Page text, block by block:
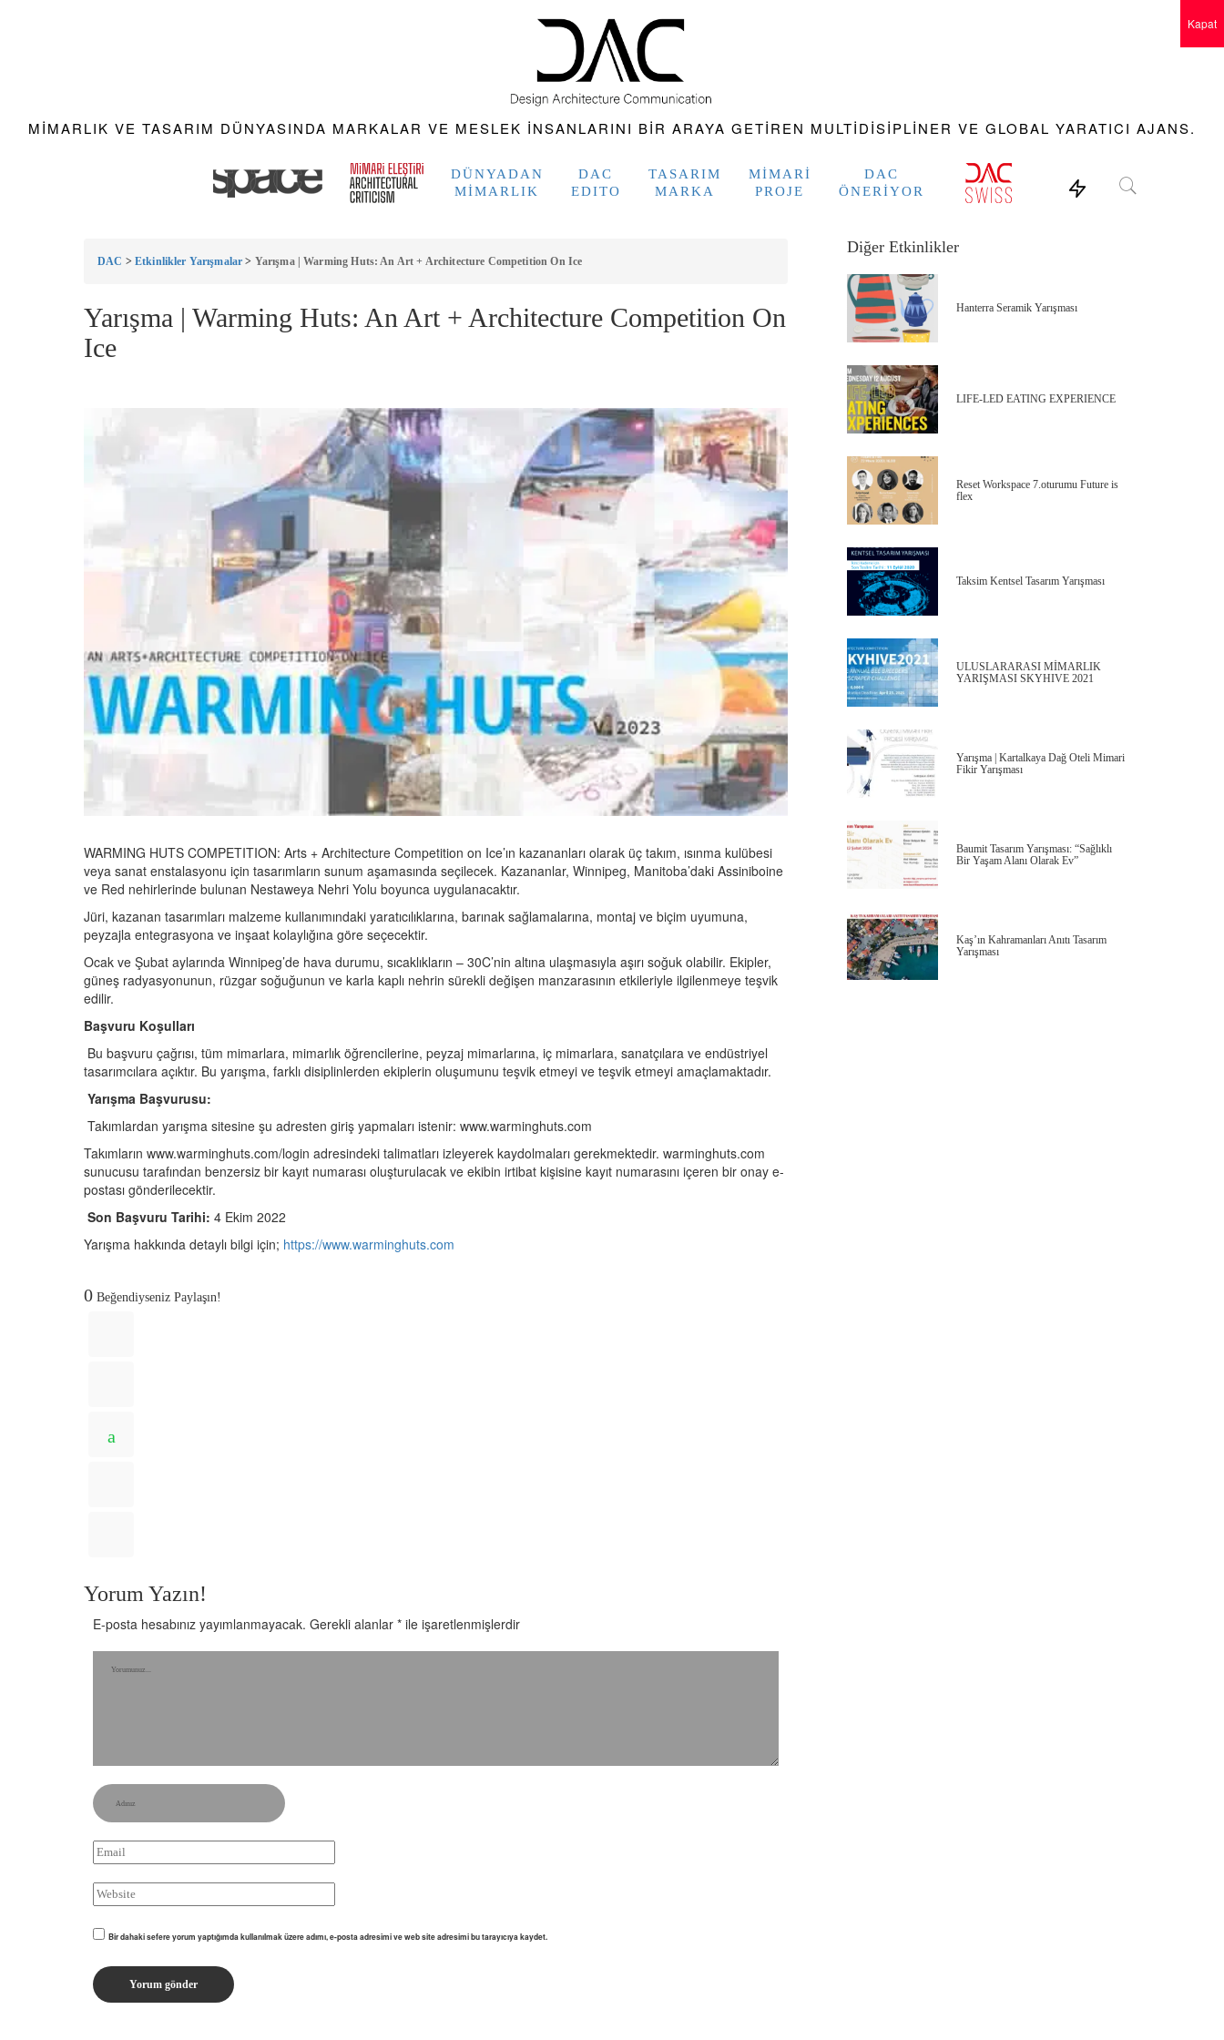
MIMARLIK VE TASARIM DÜNYASINDA MARKALAR VE MESLEK INSANLARINI BIR ARAYA GETIREN MULTIDISIPLINER VE GLOBAL YARATICI AJANS.
DÜNYADAN
MIMARLIK
DAC
EDITO
TASARIM
MARKA
MIMARI
PROJE
DAC
ÖNERIYOR
DAC > Etkinlikler Yarışmalar > Yarışma | Warming Huts: An Art + Architecture Competition On Ice
Yarışma | Warming Huts: An Art + Architecture Competition On
Ice
WARMING HUTS COMPETITION: Arts + Architecture Competition on Ice’ın kazananları olarak üç takım, ısınma kulübesi
veya sanat enstalasyonu için tasarımların sunum aşamasında seçilecek. Kazananlar, Winnipeg, Manitoba’daki Assiniboine
ve Red nehirlerinde bulunan Nestaweya Nehri Yolu boyunca uygulanacaktır.
Jüri, kazanan tasarımları malzeme kullanımındaki yaratıcılıklarına, barınak sağlamalarına, montaj ve biçim uyumuna,
peyzajla entegrasyona ve inşaat kolaylığına göre seçecektir.
Ocak ve Şubat aylarında Winnipeg’de hava durumu, sıcaklıkların – 30C’nin altına ulaşmasıyla aşırı soğuk olabilir. Ekipler,
güneş radyasyonunun, rüzgar soğuğunun ve karla kaplı nehrin sürekli değişen manzarasının etkileriyle ilgilenmeye teşvik
edilir.
Başvuru Koşulları
Bu başvuru çağrısı, tüm mimarlara, mimarlık öğrencilerine, peyzaj mimarlarına, iç mimarlara, sanatçılara ve endüstriyel
tasarımcılara açıktır. Bu yarışma, farklı disiplinlerden ekiplerin oluşumunu teşvik etmeyi ve teşvik etmeyi amaçlamaktadır.
Yarışma Başvurusu:
Takımlardan yarışma sitesine şu adresten giriş yapmaları istenir: www.warminghuts.com
Takımların www.warminghuts.com/login adresindeki talimatları izleyerek kaydolmaları gerekmektedir. warminghuts.com
sunucusu tarafından benzersiz bir kayıt numarası oluşturulacak ve ekibin irtibat kişisine kayıt numarasını içeren bir onay e-
postası gönderilecektir.
Son Başvuru Tarihi: 4 Ekim 2022
Yarışma hakkında detaylı bilgi için; https://www.warminghuts.com
0 Beğendiyseniz Paylaşın!
Yorum Yazın!
E-posta hesabınız yayımlanmayacak. Gerekli alanlar * ile işaretlenmişlerdir
Bir dahaki sefere yorum yaptığımda kullanılmak üzere adımı, e-posta adresimi ve web site adresimi bu tarayıcıya kaydet.
Diğer Etkinlikler
Hanterra Seramik Yarışması
LIFE-LED EATING EXPERIENCE
Reset Workspace 7.oturumu Future is
flex
Taksim Kentsel Tasarım Yarışması
ULUSLARARASI MİMARLIK
YARIŞMASI SKYHIVE 2021
Yarışma | Kartalkaya Dağ Oteli Mimari
Fikir Yarışması
Baumit Tasarım Yarışması: “Sağlıklı
Bir Yaşam Alanı Olarak Ev”
Kaş’ın Kahramanları Anıtı Tasarım
Yarışması
Kapat